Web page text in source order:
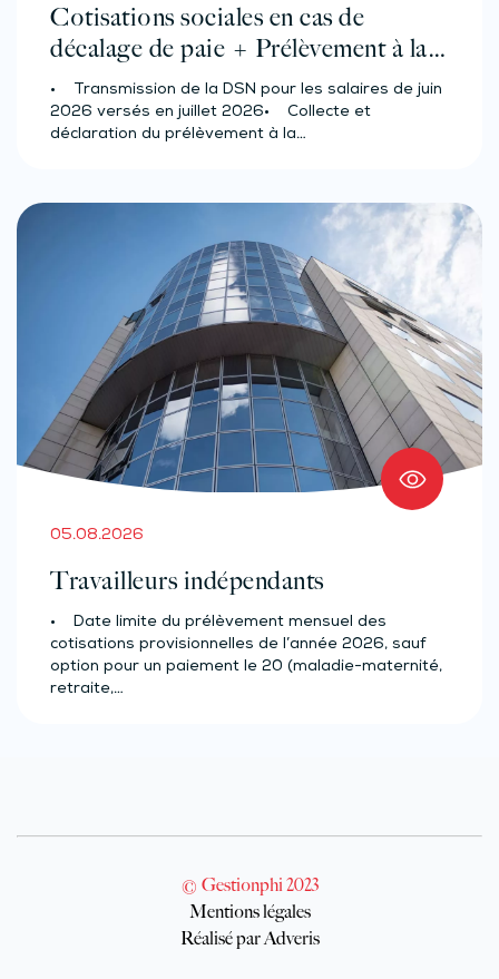
Cotisations sociales en cas de
décalage de paie + Prélèvement à la
source des salariés et assimilés
(effectif d’au moins 50 salariés)
• Transmission de la DSN pour les salaires de juin
2026 versés en juillet 2026• Collecte et
déclaration du prélèvement à la…
05.08.2026
Travailleurs indépendants
• Date limite du prélèvement mensuel des
cotisations provisionnelles de l’année 2026, sauf
option pour un paiement le 20 (maladie-maternité,
retraite,…
© Gestionphi 2023
Mentions légales
Réalisé par Adveris